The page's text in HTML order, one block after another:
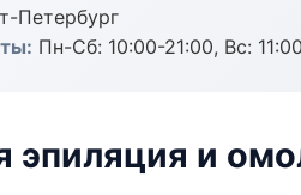
Петербург
Пн-Сб: 10:00-21:00, Вс:
эпиляция и